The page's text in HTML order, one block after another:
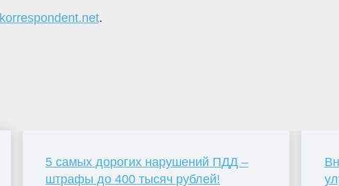
korrespondent.net.
5 самых дорогих нарушений ПДД –
штрафы до 400 тысяч рублей!